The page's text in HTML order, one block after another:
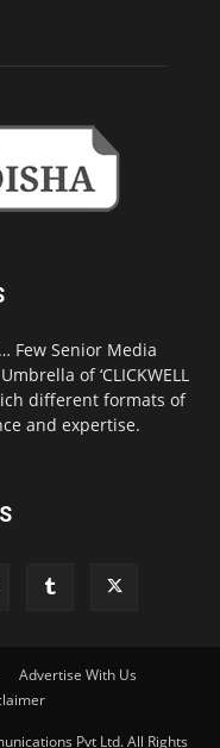
Few Senior Media
of ‘CLICKWELL
different formats of
and expertise.
Advertise With Us
Pvt Ltd. All Rights